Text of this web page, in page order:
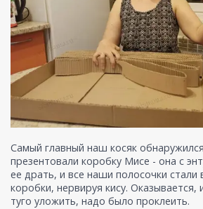
Самый главный наш косяк
презентовали коробку Мисе - она с
ее драть, и все наши полосочки стали
коробки, нервируя кису.
туго уложить, надо было проклеить.